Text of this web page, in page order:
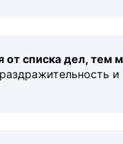
списка дел, тем